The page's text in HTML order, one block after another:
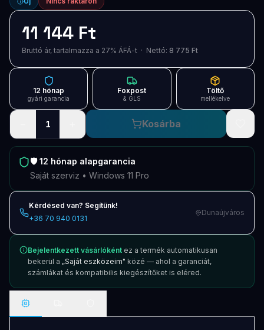
Blog
Szolgáltatások
Támogatás
Új termékek ÚJ
Keresés
11 144 Ft
Bruttó ár, tartalmazza a 27% ÁFÁ-t · Nettó: 8 775 Ft
12 hónap
gyári garancia
Foxpost
& GLS
Töltő
mellékelve
1 Kosárba
🛡️12 hónap alapgarancia
Saját szerviz • Windows 11 Pro
Kérdésed van? Segítünk!
+36 70 940 0131
Dunaújváros
Bejelentkezett vásárlóként ez a termék automatikusan
bekerül a „Saját eszközeim" közé — ahol a garanciát,
számlákat és kompatibilis kiegészítőket is eléred.